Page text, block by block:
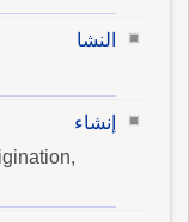
النشا
إنشاء